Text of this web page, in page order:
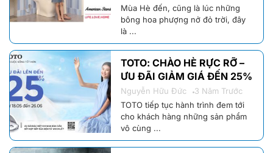
Mùa Hè đến, cũng là lúc những
bông hoa phượng nở đỏ trời, đây
là ...
TOTO: CHÀO HÈ RỰC RỠ –
ƯU ĐÃI GIẢM GIÁ ĐẾN 25%
Nguyễn Hữu Đức
3 Năm Trước
TOTO tiếp tục hành trình đem tới
cho khách hàng những sản phẩm
vô cùng ...